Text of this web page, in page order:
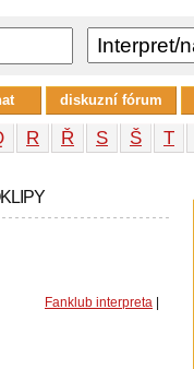
R Ř S Š T
Fanklub interpreta
diskuzní fórum